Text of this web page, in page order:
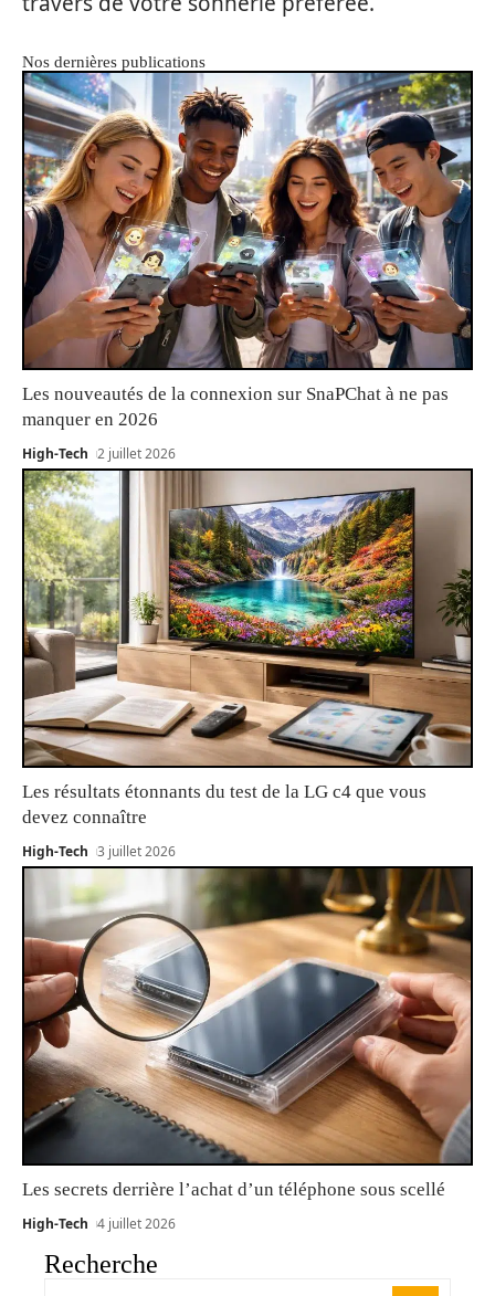
Nos dernières publications
Les nouveautés de la connexion sur SnaPChat à ne pas
manquer en 2026
High-Tech 2 juillet 2026
Les résultats étonnants du test de la LG c4 que vous
devez connaître
High-Tech 3 juillet 2026
Les secrets derrière l’achat d’un téléphone sous scellé
High-Tech 4 juillet 2026
Recherche